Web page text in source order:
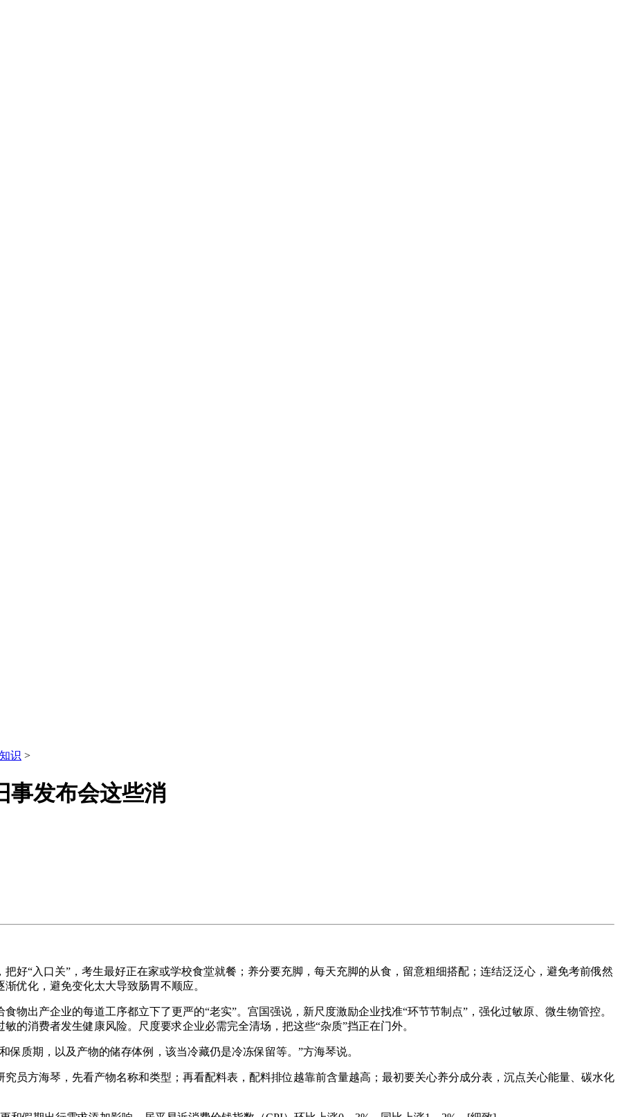
识 >
事发布会这些消
“入口关”，考生最好正在家或学校食堂就餐；养分要充脚，每天充脚的从食，留意粗细搭配；连结泛泛心，避免考前俄然
优化，避免变化太大导致肠胃不顺应。
产企业的每道工序都立下了更严的“老实”。宫国强说，新尺度激励企业找准“环节节制点”，强化过敏原、微生物管控。
的消费者发生健康风险。尺度要求企业必需完全清场，把这些“杂质”挡正在门外。
期，以及产物的储存体例，该当冷藏仍是冷冻保留等。”方海琴说。
方海琴，先看产物名称和类型；再看配料表，配料排位越靠前含量越高；最初要关心养分成分表，沉点关心能量、碳水化